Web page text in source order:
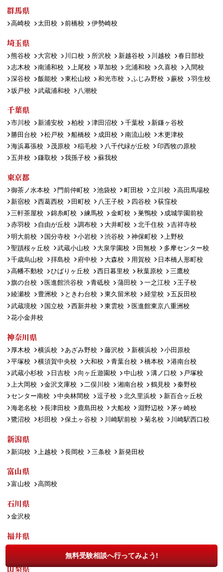
無料受験相談へ行ってみよう!
群馬県
高崎校 太田校 前橋校 伊勢崎校
埼玉県
熊谷校 大宮校 川口校 所沢校 新越谷校 川越校
春日部校
志木校
南浦和校 上尾校 草加校 北浦和校 久喜校
入間校
深谷校
飯能校 東松山校 和光市校 ふじみ野校 蕨校
羽生校
坂戸校
武蔵浦和校 八潮校
千葉県
市川校 新浦安校 柏校 津田沼校 千葉校
新鎌ヶ谷校
勝田台校
松戸校 船橋校 成田校 南流山校
木更津校
海浜幕張校
茂原校 稲毛校 八千代緑が丘校
印西牧の原校
五井校
鎌取校 我孫子校 蘇我校
東京都
御茶ノ水本校 門前仲町校 池袋校 町田校 立川校
高田馬場校
新宿校
西葛西校 田町校 八王子校 四谷校
荻窪校
三軒茶屋校
錦糸町校 練馬校 金町校 巣鴨校
成城学園前校
赤羽校
自由が丘校 調布校 大井町校 北千住校
吉祥寺校
明大前校
国分寺校 小岩校 渋谷校 神保町校
上野校
聖蹟桜ヶ丘校
武蔵小山校 大泉学園校 田無校
多摩センター校
千歳烏山校
拝島校 府中校 大森校 用賀校
日本橋人形町校
高幡不動校
ひばりヶ丘校 西日暮里校 秋葉原校
三鷹校
旗の台校
医進館渋谷校 青砥校 蒲田校 一之江校
王子校
綾瀬校
豊洲校 ときわ台校 東久留米校 経堂校
五反田校
武蔵境校
国立校 西新井校 東雲校
医進館東京八重洲校
花小金井校
神奈川県
厚木校 横浜校 あざみ野校 藤沢校 新横浜校
小田原校
平塚校
横須賀中央校 大和校 青葉台校 橋本校
港南台校
武蔵小杉校
日吉校 向ヶ丘遊園校 中山校 溝ノ口校
戸塚校
上大岡校
金沢文庫校 二俣川校 湘南台校 鶴見校
秦野校
センター南校
中央林間校 逗子校 北久里浜校
新百合ヶ丘校
海老名校
長津田校 鹿島田校 大船校 淵野辺校
茅ヶ崎校
鷺沼校
杉田校 保土ヶ谷校 川崎駅前校 菊名校 川崎駅西口校
新潟県
新潟校 上越校 長岡校 三条校 新発田校
富山県
富山校 高岡校
石川県
金沢校
福井県
山梨県